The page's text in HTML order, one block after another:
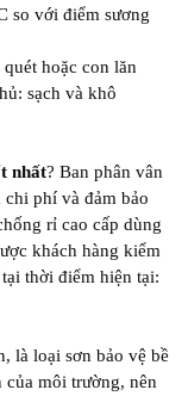
so với điểm sương
hoặc con lăn
sạch và khô
nhất? Ban phân vân
phí và đảm bảo
rỉ cao cấp dùng
khách hàng kiểm
thời điểm hiện tại:
là loại sơn bảo vệ bề
của môi trường, nên